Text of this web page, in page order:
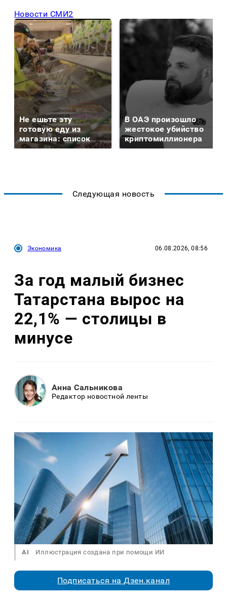
Новости СМИ2
Не ешьте эту
готовую еду из
магазина: список
В ОАЭ произошло
жестокое убийство
криптомиллионера
Следующая новость
Экономика 06.08.2026, 08:56
За год малый бизнес
Татарстана вырос на
22,1% — столицы в
минусе
Анна Сальникова
Редактор новостной ленты
AI Иллюстрация создана при помощи ИИ
Подписаться на Дзен.канал